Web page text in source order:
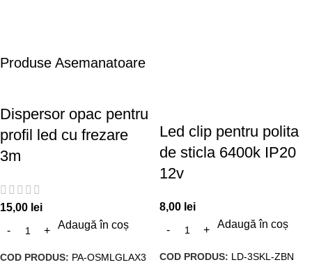
Produse Asemanatoare
Dispersor opac pentru
profil led cu frezare
3m
15,00 lei
Adaugă în coș
COD PRODUS: PA-OSMLGLAX3
Led clip pentru polita
de sticla 6400k IP20
12v
8,00 lei
Adaugă în coș
COD PRODUS: LD-3SKL-ZBN